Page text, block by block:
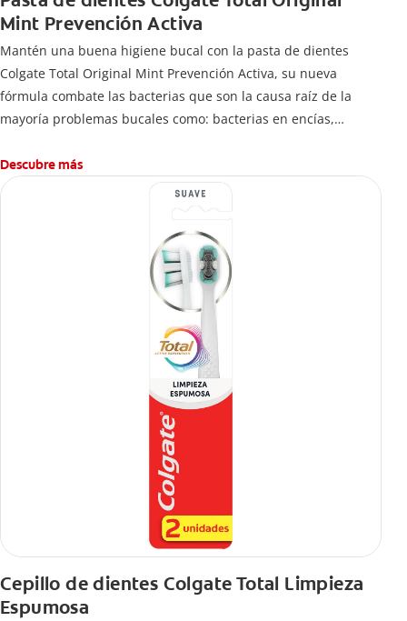
Mint Prevención Activa
Mantén una buena higiene bucal con la pasta de dientes
Colgate Total Original Mint Prevención Activa, su nueva
fórmula combate las bacterias que son la causa raíz de la
mayoría problemas bucales como: bacterias en encías,
caries.
Descubre más
Cepillo de dientes Colgate Total Limpieza
Espumosa